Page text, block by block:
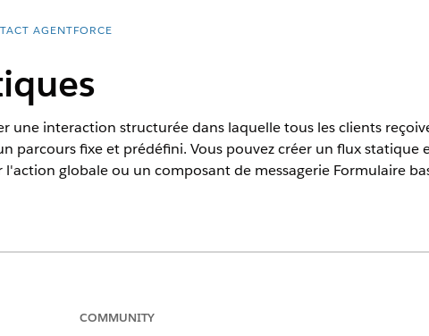
AGENTFORCE
une interaction structurée dans laquelle tous les clients
parcours fixe et prédéfini. Vous pouvez créer un flux statique
globale ou un composant de messagerie Formulaire
COMMUNITY